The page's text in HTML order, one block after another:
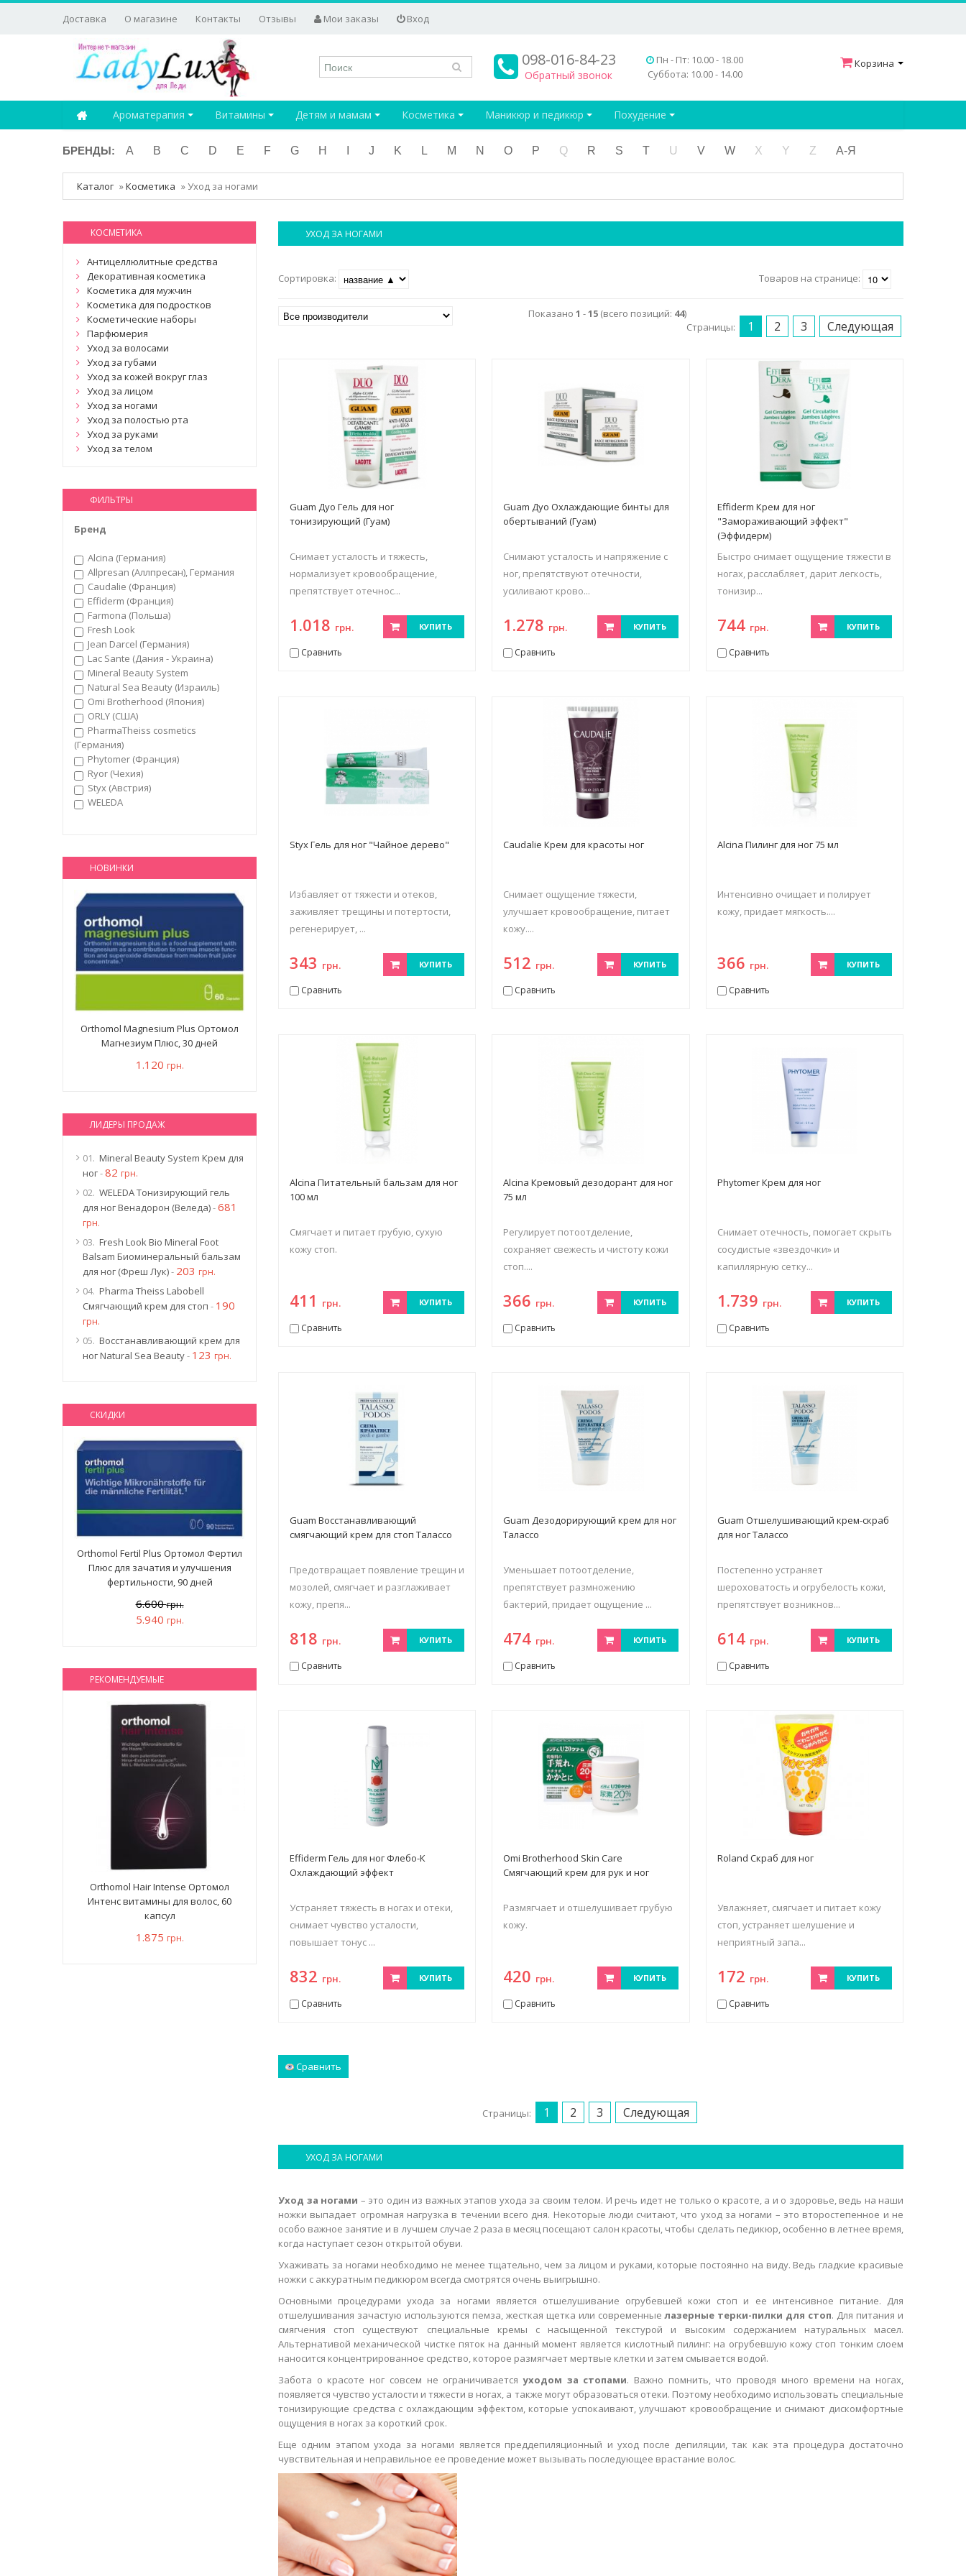
Доставка О магазине Контакты Отзывы Мои заказы Вход
098-016-84-23
Обратный звонок
Пн - Пт: 10.00 - 18.00
Суббота: 10.00 - 14.00
Корзина
Ароматерапия Витамины Детям и мамам Косметика Маникюр и педикюр Похудение
БРЕНДЫ: A B C D E F G H J K L M N O P Q R S T U V W X Y Z А-Я
Каталог »Косметика »Уход за ногами
УХОД ЗА НОГАМИ
Сортировка: Товаров на странице:
Показано 1 -15 (всего позиций: 44)
Страницы:
1 2 3 Следующая
Guam Дуо Гель для ног
тонизирующий (Гуам)
Снимает усталость и тяжесть,
нормализует кровообращение,
препятствует отечнос...
1.018 грн. КУПИТЬ
Сравнить
Guam Дуо Охлаждающие бинты для
обертываний (Гуам)
Снимают усталость и напряжение с
ног, препятствуют отечности,
усиливают крово...
1.278 грн. КУПИТЬ
Сравнить
Effiderm Крем для ног
"Замораживающий эффект"
(Эффидерм)
Быстро снимает ощущение тяжести в
ногах, расслабляет, дарит легкость,
тонизир...
744 грн. КУПИТЬ
Сравнить
Styx Гель для ног "Чайное дерево"
Избавляет от тяжести и отеков,
заживляет трещины и потертости,
регенерирует, ...
343 грн. КУПИТЬ
Сравнить
Caudalie Крем для красоты ног
Снимает ощущение тяжести,
улучшает кровообращение, питает
кожу....
512 грн. КУПИТЬ
Сравнить
Alcina Пилинг для ног 75 мл
Интенсивно очищает и полирует
кожу, придает мягкость....
366 грн. КУПИТЬ
Сравнить
Alcina Питательный бальзам для ног
100 мл
Смягчает и питает грубую, сухую
кожу стоп.
411 грн. КУПИТЬ
Сравнить
Alcina Кремовый дезодорант для ног
75 мл
Регулирует потоотделение,
сохраняет свежесть и чистоту кожи
стоп....
366 грн. КУПИТЬ
Сравнить
Phytomer Крем для ног
Снимает отечность, помогает скрыть
сосудистые «звездочки» и
капиллярную сетку...
1.739 грн. КУПИТЬ
Сравнить
Guam Восстанавливающий
смягчающий крем для стоп Талассо
Предотвращает появление трещин и
мозолей, смягчает и разглаживает
кожу, препя...
818 грн. КУПИТЬ
Сравнить
Guam Дезодорирующий крем для ног
Талассо
Уменьшает потоотделение,
препятствует размножению
бактерий, придает ощущение ...
474 грн. КУПИТЬ
Сравнить
Guam Отшелушивающий крем-скраб
для ног Талассо
Постепенно устраняет
шероховатость и огрубелость кожи,
препятствует возникнов...
614 грн. КУПИТЬ
Сравнить
Effiderm Гель для ног Флебо-К
Охлаждающий эффект
Устраняет тяжесть в ногах и отеки,
снимает чувство усталости,
повышает тонус ...
832 грн. КУПИТЬ
Сравнить
Оmi Brоtherhооd Skin Care
Смягчающий крем для рук и ног
Размягчает и отшелушивает грубую
кожу.
420 грн. КУПИТЬ
Сравнить
Roland Скраб для ног
Увлажняет, смягчает и питает кожу
стоп, устраняет шелушение и
неприятный запа...
172 грн. КУПИТЬ
Сравнить
Сравнить
Страницы: 1 2 3 Следующая
УХОД ЗА НОГАМИ
Уход за ногами – это один из важных этапов ухода за своим телом. И речь идет не только о красоте, а и о здоровье, ведь на наши
ножки выпадает огромная нагрузка в течении всего дня. Некоторые люди считают, что уход за ногами – это второстепенное и не
особо важное занятие и в лучшем случае 2 раза в месяц посещают салон красоты, чтобы сделать педикюр, особенно в летнее время,
когда наступает сезон открытой обуви.
Ухаживать за ногами необходимо не менее тщательно, чем за лицом и руками, которые постоянно на виду. Ведь гладкие красивые
ножки с аккуратным педикюром всегда смотрятся очень выигрышно.
Основными процедурами ухода за ногами является отшелушивание огрубевшей кожи стоп и ее интенсивное питание. Для
отшелушивания зачастую используются пемза, жесткая щетка или современныелазерные терки-пилки для стоп. Для питания и
смягчения стоп существуют специальные кремы с насыщенной текстурой и высоким содержанием натуральных масел.
Альтернативой механической чистке пяток на данный момент является кислотный пилинг: на огрубевшую кожу стоп тонким слоем
наносится концентрированное средство, которое размягчает мертвые клетки и затем смывается водой.
Забота о красоте ног совсем не ограничиваетсяуходом за стопами. Важно помнить, что проводя много времени на ногах,
появляется чувство усталости и тяжести в ногах, а также могут образоваться отеки. Поэтому необходимо использовать специальные
тонизирующие средства с охлаждающим эффектом, которые успокаивают, улучшают кровообращение и снимают дискомфортные
ощущения в ногах за короткий срок.
Еще одним этапом ухода за ногами является преддепиляционный и уход после депиляции, так как эта процедура достаточно
чувствительная и неправильное ее проведение может вызывать последующее врастание волос.
КОСМЕТИКА
Антицеллюлитные средства
Декоративная косметика
Косметика для мужчин
Косметика для подростков
Косметические наборы
Парфюмерия
Уход за волосами
Уход за губами
Уход за кожей вокруг глаз
Уход за лицом
Уход за ногами
Уход за полостью рта
Уход за руками
Уход за телом
ФИЛЬТРЫ
Бренд
Alcina (Германия)
Allpresan (Аллпресан), Германия
Caudalie (Франция)
Effiderm (Франция)
Farmona (Польша)
Fresh Look
Jean Darcel (Германия)
Lac Sante (Дания - Украина)
Mineral Beauty System
Natural Sea Beauty (Израиль)
Omi Brotherhood (Япония)
ORLY (США)
PharmaTheiss cosmetics
(Германия)
Phytomer (Франция)
Ryor (Чехия)
Styx (Австрия)
WELEDA
НОВИНКИ
Orthomol Magnesium Plus Ортомол
Магнезиум Плюс, 30 дней
1.120 грн.
ЛИДЕРЫ ПРОДАЖ
01. Mineral Beauty System Крем для
ног-82 грн.
02. WELEDA Тонизирующий гель
для ног Венадорон (Веледа)-681
грн.
03. Fresh Look Bio Mineral Foot
Balsam Биоминеральный бальзам
для ног (Фреш Лук)- 203 грн.
04. Pharma Theiss Labobell
Смягчающий крем для стоп - 190
грн.
05. Восстанавливающий крем для
ног Natural Sea Beauty- 123 грн.
СКИДКИ
Orthomol Fertil Plus Ортомол Фертил
Плюс для зачатия и улучшения
фертильности, 90 дней
6.600грн.
5.940 грн.
РЕКОМЕНДУЕМЫЕ
Orthomol Hair Intense Ортомол
Интенс витамины для волос, 60
капсул
1.875 грн.